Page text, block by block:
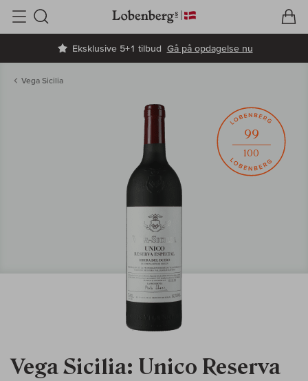
Eksklusive 5+1 tilbud Gå på opdagelse nu
Søg
Vega Sicilia
Vega Sicilia: Unico Reserva
99
100